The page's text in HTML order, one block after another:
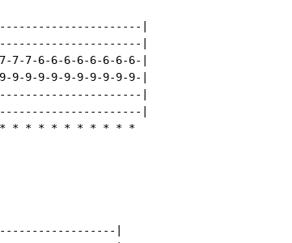
|
|
7-7-6-6-6-6-6-6-6-6-|
9-9-9-9-9-9-9-9-9-9-|
|
|
* * * * * * * * * * *
|